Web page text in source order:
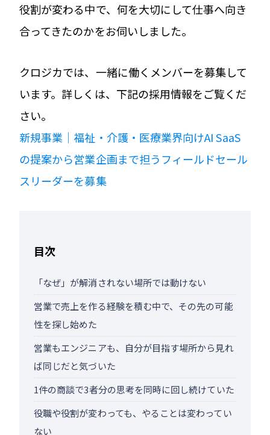
役割が変わる中で、何を大切にして仕事へ向き
合ってきたのかをお伺いしました。
クロジカでは、一緒に働くメンバーを募集して
います。詳しくは、下記の採用情報をご覧くだ
さい。
新規事業｜福祉・介護・医療業界向けAI SaaS
の提案から営業企画まで担うフィールドセール
スリーダーを募集
目次
「なぜ」が解消されない場所では動けない
営業で売上を作る経験を積む中で、その先の可能
性を探し始めた
営業もエンジニアも、自分が目指す場所から見れ
ば同じだと気づいた
1件の商談で3者分の思考を同時に回し続けていた
役職や役割が変わっても、やることは変わってい
ない